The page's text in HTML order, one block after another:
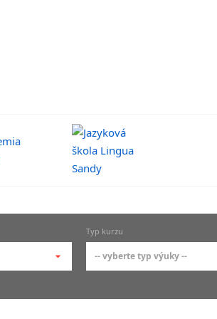
Typ kurzu
-- vyberte typ výuky --